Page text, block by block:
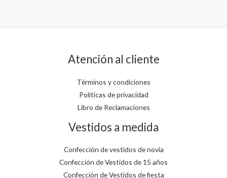
Atención al cliente
Términos y condiciones
Políticas de privacidad
Libro de Reclamaciones
Vestidos a medida
Confección de vestidos de novia
Confección de Vestidos de 15 años
Confección de Vestidos de fiesta